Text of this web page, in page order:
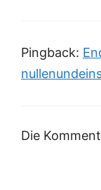
Pingback:
Die